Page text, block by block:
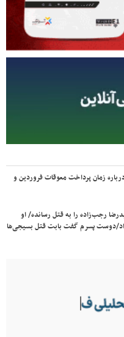
زمان پرداخت معوقات فروردین و
رجب‌زاده را به قتل رسانده/ او
دوست پسرم گفت بابت قتل بسیجی‌ها